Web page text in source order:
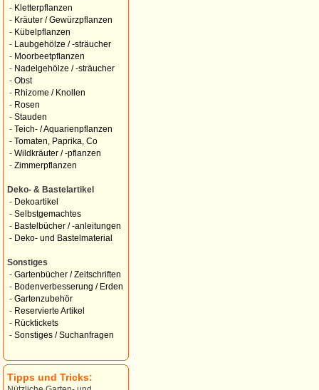
- Kletterpflanzen
- Kräuter / Gewürzpflanzen
- Kübelpflanzen
-
Laubgehölze / -sträucher
- Moorbeetpflanzen
- Nadelgehölze / -sträucher
- Obst
- Rhizome / Knollen
- Rosen
- Stauden
- Teich- / Aquarienpflanzen
- Tomaten, Paprika, Co
- Wildkräuter / -pflanzen
- Zimmerpflanzen
Deko- & Bastelartikel
- Dekoartikel
- Selbstgemachtes
- Bastelbücher / -anleitungen
- Deko- und Bastelmaterial
Sonstiges
- Gartenbücher / Zeitschriften
- Bodenverbesserung / Erden
- Gartenzubehör
- Reservierte Artikel
- Rücktickets
- Sonstiges / Suchanfragen
Tipps und Tricks: